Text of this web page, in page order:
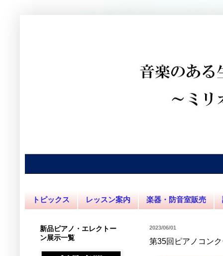
トピックス レッスン案内 楽器・防音室販売
2023/06/01
第35回ピアノコン
新品ピアノ・エレクトー
ン展示一覧